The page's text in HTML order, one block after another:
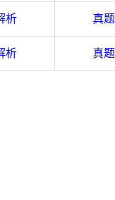
析 真
析 真